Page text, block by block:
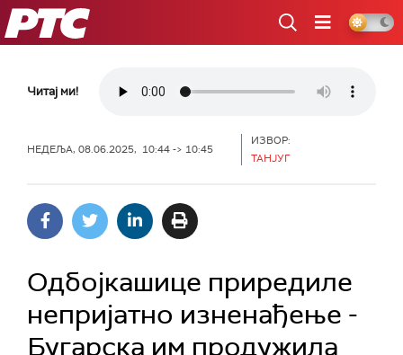
РТС
Читај ми!
НЕДЕЉА, 08.06.2025, 10:44 -> 10:45
ИЗВОР:
ТАНЈУГ
Одбојкашице приредиле
непријатно изненађење -
Бугарска им продужила